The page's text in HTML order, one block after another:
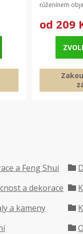
růženínem
od 209
a Feng Shui
a dekorace
a kameny